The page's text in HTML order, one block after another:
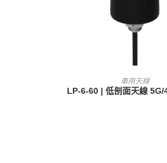
查看內容
車用天線
LP-6-60 | 低剖面天線 5G/